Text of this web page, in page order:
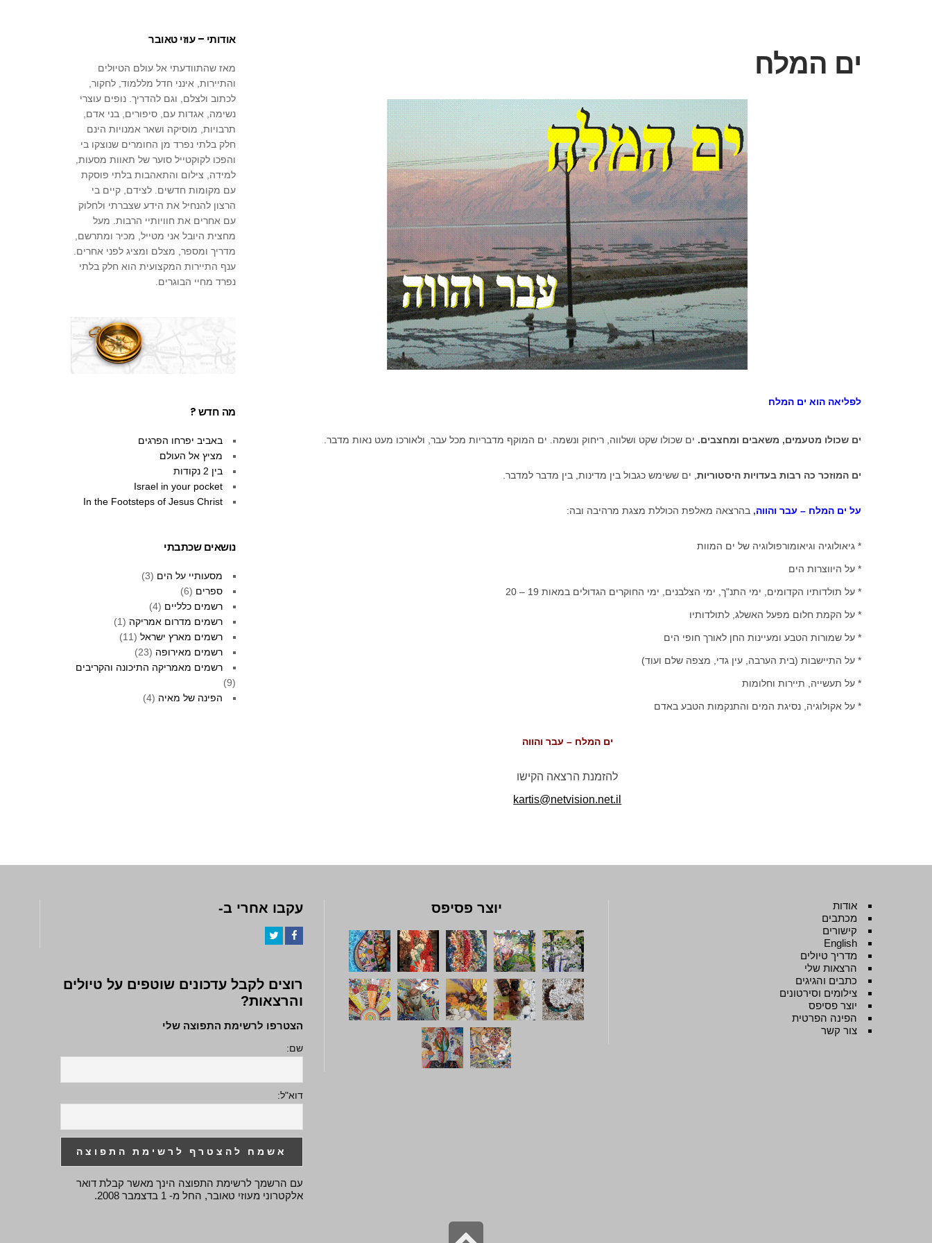
ים המלח
לפליאה הוא ים המלח
ים שכולו מטעמים, משאבים ומחצבים. ים שכולו שקט ושלווה, ריחוק ונשמה. ים המוקף מדבריות מכל עבר, ולאורכו מעט נאות מדבר.
ים המוזכר כה רבות בעדויות היסטוריות , ים ששימש כגבול בין מדינות, בין מדבר למדבר.
על ים המלח – עבר והווה, בהרצאה מאלפת הכוללת מצגת מרהיבה ובה:
* גיאולוגיה וגיאומורפולוגיה של ים המוות
* על היווצרות הים
* על תולדותיו הקדומים, ימי התנ"ך, ימי הצלבנים, ימי החוקרים הגדולים במאות 19 – 20
* על הקמת חלום מפעל האשלג, לתולדותיו
* על שמורות הטבע ומעיינות החן לאורך חופי הים
* על התיישבות (בית הערבה, עין גדי, מצפה שלם ועוד)
* על תעשייה, תיירות וחלומות
* על אקולוגיה, נסיגת המים והתנקמות הטבע באדם
ים המלח – עבר והווה
להזמנת הרצאה הקישו
kartis@netvision.net.il
אודותי – עוזי טאובר
מאז שהתוודעתי אל עולם הטיולים
והתיירות, אינני חדל מללמוד, לחקור,
לכתוב ולצלם, וגם להדריך. נופים עוצרי
נשימה, אגדות עם, סיפורים, בני אדם,
תרבויות, מוסיקה ושאר אמנויות הינם
חלק בלתי נפרד מן החומרים שנוצקו בי
והפכו לקוקטייל סוער של תאוות מסעות,
למידה, צילום והתאהבות בלתי פוסקת
עם מקומות חדשים. לצידם, קיים בי
הרצון להנחיל את הידע שצברתי ולחלוק
עם אחרים את חוויותיי הרבות. מעל
מחצית היובל אני מטייל, מכיר ומתרשם,
מדריך ומספר, מצלם ומציג לפני אחרים.
ענף התיירות המקצועית הוא חלק בלתי
נפרד מחיי הבוגרים.
מה חדש ?
באביב יפרחו הפרגים
מציץ אל העולם
בין 2 נקודות
Israel in your pocket
In the Footsteps of Jesus Christ
נושאים שכתבתי
מסעותיי על הים (3)
ספרים (6)
רשמים כלליים (4)
רשמים מדרום אמריקה (1)
רשמים מארץ ישראל (11)
רשמים מאירופה (23)
רשמים מאמריקה התיכונה והקריבים
(9)
הפינה של מאיה (4)
אודות
מכתבים
קישורים
English
מדריך טיולים
הרצאות שלי
כתבים והגיגים
צילומים וסירטונים
יוצר פסיפס
הפינה הפרטית
צור קשר
יוצר פסיפס עקבו אחרי ב-
רוצים לקבל עדכונים שוטפים על טיולים
והרצאות?
הצטרפו לרשימת התפוצה שלי
שם:
דוא"ל:
עם הרשמך לרשימת התפוצה הינך מאשר קבלת דואר
אלקטרוני מעוזי טאובר, החל מ- 1 בדצמבר 2008.